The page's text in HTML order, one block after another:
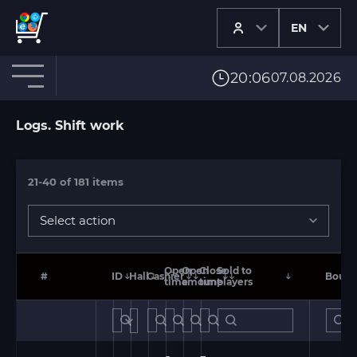
EN
20:0607.08.2026
Logs. Shift work
21-40 of181 items
Select action
# ID HallCashier
Open
time
Open
amount
Close
time
Sold to
players
not set